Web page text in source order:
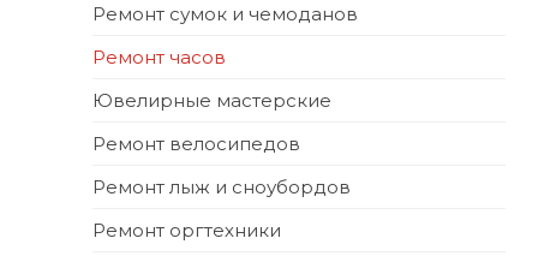
Ремонт сумок и чемоданов
Ремонт часов
Ювелирные мастерские
Ремонт велосипедов
Ремонт лыж и сноубордов
Ремонт оргтехники